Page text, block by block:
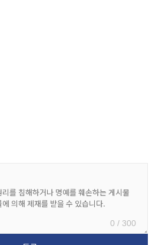
0 / 300